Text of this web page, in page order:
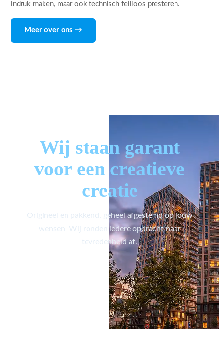
indruk maken, maar ook technisch feilloos presteren.
Meer over ons →
Wij staan garant
voor een creatieve
creatie
Origineel en pakkend, geheel afgestemd op jouw
wensen. Wij ronden iedere opdracht naar
tevredenheid af.